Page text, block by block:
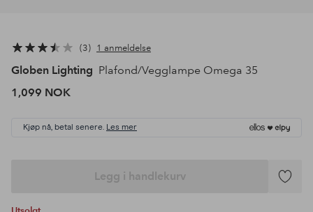
3 1 anmeldelse
Globen Lighting Plafond/Vegglampe Omega 35
1,099 NOK
Kjøp nå, betal senere. Les mer
Legg i handlekurv
Legg